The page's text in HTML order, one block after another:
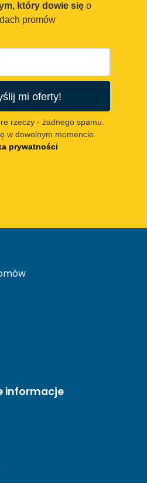
który dowie się o
promów
mi oferty!
rzeczy - żadnego spamu.
w dowolnym momencie.
prywatności
informacje